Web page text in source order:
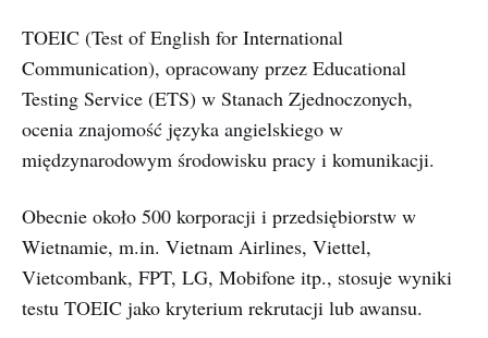
TOEIC (Test of English for International
Communication), opracowany przez Educational
Testing Service (ETS) w Stanach Zjednoczonych,
ocenia znajomość języka angielskiego w
międzynarodowym środowisku pracy i komunikacji.
Obecnie około 500 korporacji i przedsiębiorstw w
Wietnamie, m.in. Vietnam Airlines, Viettel,
Vietcombank, FPT, LG, Mobifone itp., stosuje wyniki
testu TOEIC jako kryterium rekrutacji lub awansu.